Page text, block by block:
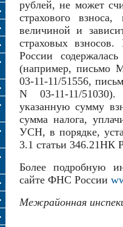
рублей, не может
страхового взноса,
величиной и
страховых
России
(например, письмо
03-11-11/51556,
N 03-11-11/
указанную сумму
сумма налога,
УСН, в порядке,
3.1 статьи 346.21НК
Более подробную
сайте ФНС России
Межрайонная